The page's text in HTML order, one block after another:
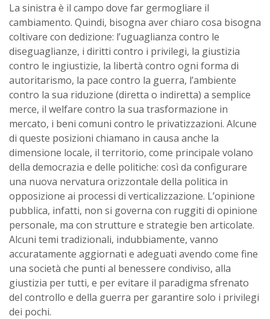
La sinistra è il campo dove far germogliare il
cambiamento. Quindi, bisogna aver chiaro cosa bisogna
coltivare con dedizione: l’uguaglianza contro le
diseguaglianze, i diritti contro i privilegi, la giustizia
contro le ingiustizie, la libertà contro ogni forma di
autoritarismo, la pace contro la guerra, l’ambiente
contro la sua riduzione (diretta o indiretta) a semplice
merce, il welfare contro la sua trasformazione in
mercato, i beni comuni contro le privatizzazioni. Alcune
di queste posizioni chiamano in causa anche la
dimensione locale, il territorio, come principale volano
della democrazia e delle politiche: così da configurare
una nuova nervatura orizzontale della politica in
opposizione ai processi di verticalizzazione. L’opinione
pubblica, infatti, non si governa con ruggiti di opinione
personale, ma con strutture e strategie ben articolate.
Alcuni temi tradizionali, indubbiamente, vanno
accuratamente aggiornati e adeguati avendo come fine
una società che punti al benessere condiviso, alla
giustizia per tutti, e per evitare il paradigma sfrenato
del controllo e della guerra per garantire solo i privilegi
dei pochi.